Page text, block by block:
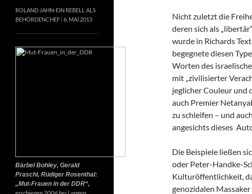
Nicht zuletzt die
deren sich als
wurde in Richards
begegnete diesen
Worten des
mit „zivilisierter
jeglicher Couleur und
auch Premier
zu schleifen – und
angesichts dieses
Die Beispiele ließen
oder Peter-Handke-
Kulturöffentlichkeit,
genozidalen
ROLAND JAHN-EIN REBELL ALS
BEHÖRDENCHEF 6. MAI 2013
Bärbel Bohley, Gerald
Praschl, Rüdiger Rosenthal:
„Mut-Frauen in der DDR“,